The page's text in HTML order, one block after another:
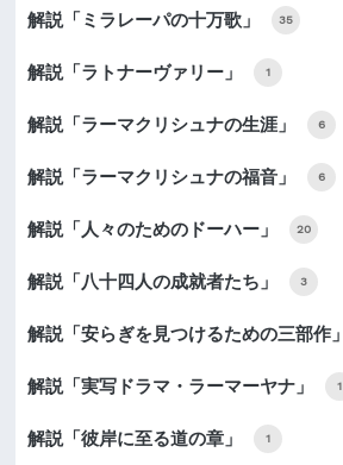
解説「ミラレーパの十万歌」 35
解説「ラトナーヴァリー」 1
解説「ラーマクリシュナの生涯」 6
解説「ラーマクリシュナの福音」 6
解説「人々のためのドーハー」 20
解説「八十四人の成就者たち」 3
解説「安らぎを見つけるための三部作」
解説「実写ドラマ・ラーマーヤナ」 1
解説「彼岸に至る道の章」 1